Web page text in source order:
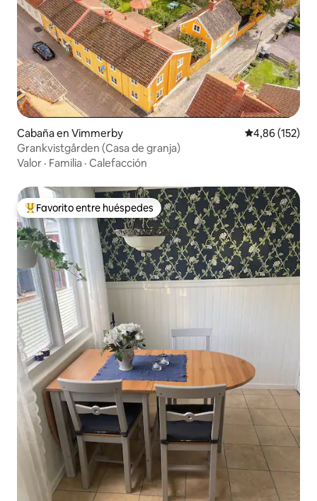
Cabaña en Vimmerby Calificación
4,86 (152)
Grankvistgården (Casa de granja)
Valor · Familia · Calefacción
Favorito entre los huéspedes más destacados
Favorito entre huéspedes